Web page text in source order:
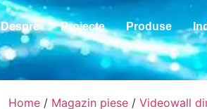
Despre Proiecte Produse
Home / Magazin piese / Videowall